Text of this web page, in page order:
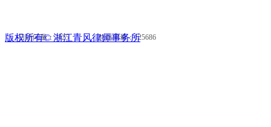
日访问量：2425 总访问量：125686
版权所有© 浙江青风律师事务所